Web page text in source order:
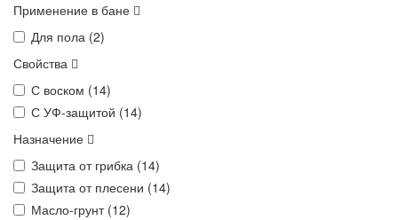
Применение в бане
Для пола (2)
Свойства
С воском (14)
С УФ-защитой (14)
Назначение
Защита от грибка (14)
Защита от плесени (14)
Масло-грунт (12)